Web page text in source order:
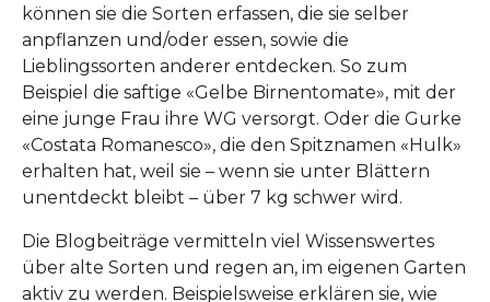
können sie die Sorten erfassen, die sie selber
anpflanzen und/oder essen, sowie die
Lieblingssorten anderer entdecken. So zum
Beispiel die saftige «Gelbe Birnentomate», mit der
eine junge Frau ihre WG versorgt. Oder die Gurke
«Costata Romanesco», die den Spitznamen «Hulk»
erhalten hat, weil sie – wenn sie unter Blättern
unentdeckt bleibt – über 7 kg schwer wird.
Die Blogbeiträge vermitteln viel Wissenswertes
über alte Sorten und regen an, im eigenen Garten
aktiv zu werden. Beispielsweise erklären sie, wie